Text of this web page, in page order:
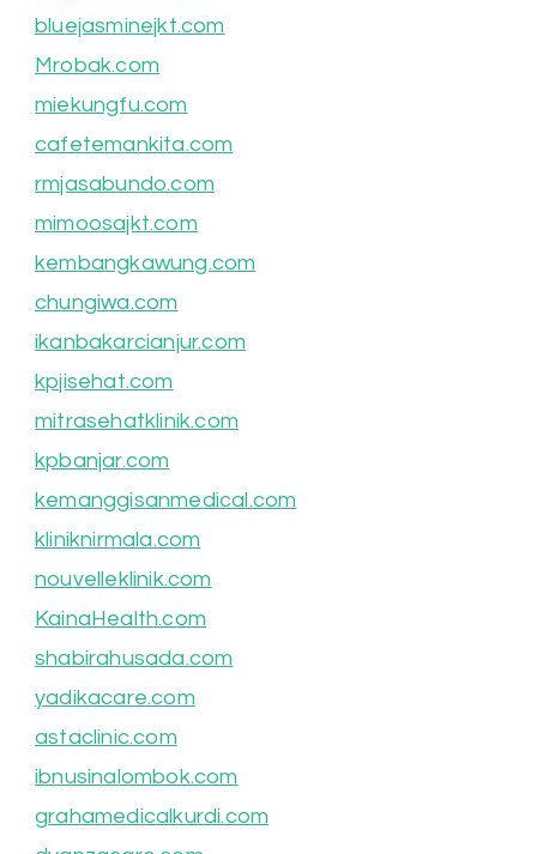
bluejasminejkt.com
Mrobak.com
miekungfu.com
cafetemankita.com
rmjasabundo.com
mimoosajkt.com
kembangkawung.com
chungiwa.com
ikanbakarcianjur.com
kpjisehat.com
mitrasehatklinik.com
kpbanjar.com
kemanggisanmedical.com
kliniknirmala.com
nouvelleklinik.com
KainaHealth.com
shabirahusada.com
yadikacare.com
astaclinic.com
ibnusinalombok.com
grahamedicalkurdi.com